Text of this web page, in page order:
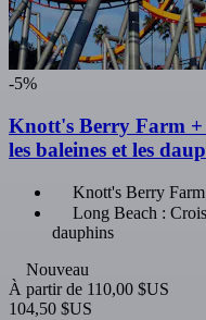
-5%
Knott's Berry Farm
les baleines et les
Knott's Berry
Long Beach :
dauphins
Nouveau
À partir de 110,00 $US
104,50 $US